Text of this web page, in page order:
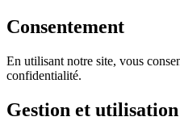
Consentement
En utilisant notre site, vous
confidentialité.
Gestion et utilisation